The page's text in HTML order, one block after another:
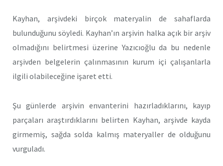
Kayhan, arşivdeki birçok materyalin de sahaflarda
bulunduğunu söyledi. Kayhan’ın arşivin halka açık bir arşiv
olmadığını belirtmesi üzerine Yazıcıoğlu da bu nedenle
arşivden belgelerin çalınmasının kurum içi çalışanlarla
ilgili olabileceğine işaret etti.
Şu günlerde arşivin envanterini hazırladıklarını, kayıp
parçaları araştırdıklarını belirten Kayhan, arşivde kayda
girmemiş, sağda solda kalmış materyaller de olduğunu
vurguladı.